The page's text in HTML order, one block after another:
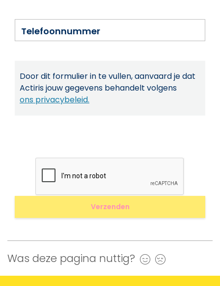
Telefoonnummer
Door dit formulier in te vullen, aanvaard je dat
Actiris jouw gegevens behandelt volgens
ons privacybeleid.
Was deze pagina nuttig? Ja